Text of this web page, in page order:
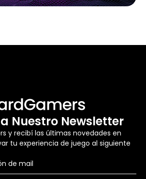
Nuestro Newsletter
y recibí las últimas novedades en
tu experiencia de juego al siguiente